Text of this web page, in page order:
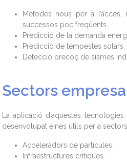
Mètodes nous per a
successos poc freqüents.
Predicció de la demanda
Predicció de tempestes solars.
Detecció precoç de sismes
Sectors
La aplicació d’aquestes
desenvolupat eines útils per a
Acceleradors de partícules.
Infraestructures crítiques.